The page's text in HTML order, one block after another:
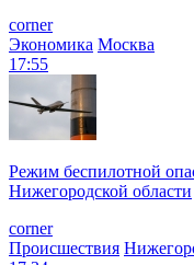
corner
Экономика Москва
17:55
Режим беспилотной
Нижегородской области
corner
Происшествия